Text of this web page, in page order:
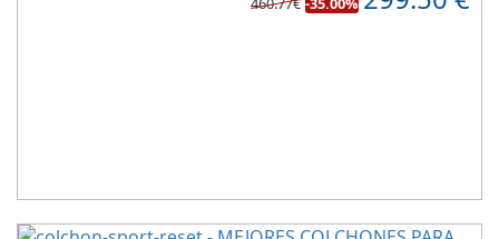
Su excelente diseño, suave tejido e independencia de lechos,